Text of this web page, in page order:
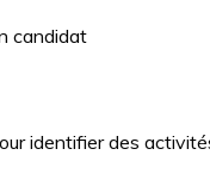
candidat
identifier des